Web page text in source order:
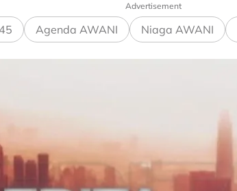
Advertisement
Agenda AWANI Niaga AWANI